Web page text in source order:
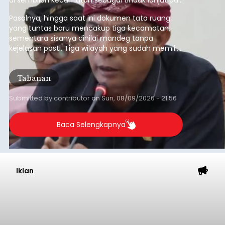
pelaksanaan RTRW.
Pasalnya, hingga saat ini dokumen tata ruang
yang tuntas baru mencakup tiga kecamatan,
sementara sisanya dinilai mandeg tanpa
kejelasan pasti. Tiga wilayah yang sudah memiliki
RDTR tersebut meliputi Kecamatan Kediri,
Tabanan, dan Selemadeg Barat.
Tabanan
Submitted bycontributoronSun, 08/09/2026 - 21:56
Baca Selengkapnya
Iklan